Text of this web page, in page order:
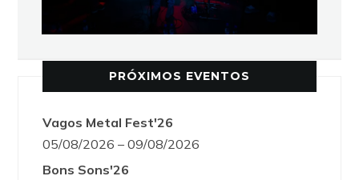
PRÓXIMOS EVENTOS
Vagos Metal Fest'26
05/08/2026 – 09/08/2026
Bons Sons'26